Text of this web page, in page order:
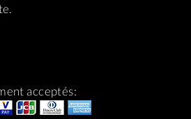
acceptés: